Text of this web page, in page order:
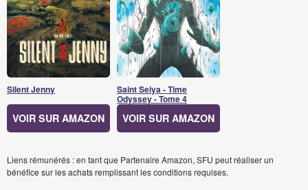
Silent Jenny
VOIR SUR AMAZON
Saint Seiya - Time
Odyssey - Tome 4
VOIR SUR AMAZON
Liens rémunérés : en tant que Partenaire Amazon, SFU peut réaliser un
bénéfice sur les achats remplissant les conditions requises.